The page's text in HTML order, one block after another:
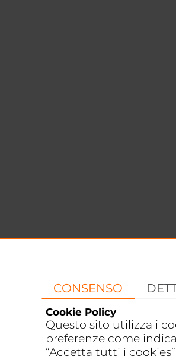
CONSENSO
Cookie Policy
Questo sito utilizza i
preferenze come
“Accetta tutti i